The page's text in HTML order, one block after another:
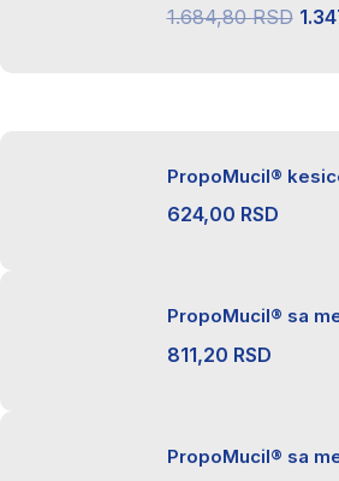
1.684,80RSD
PropoMucil®
624,00 RSD
PropoMucil® sa
811,20 RSD
PropoMucil® sa